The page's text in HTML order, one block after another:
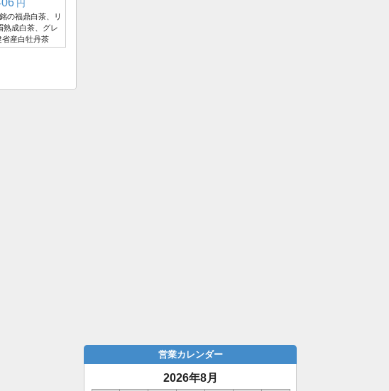
円
の福鼎白茶、リ
熟成白茶、グレ
省産白牡丹茶
営業カレンダー
2026年8月